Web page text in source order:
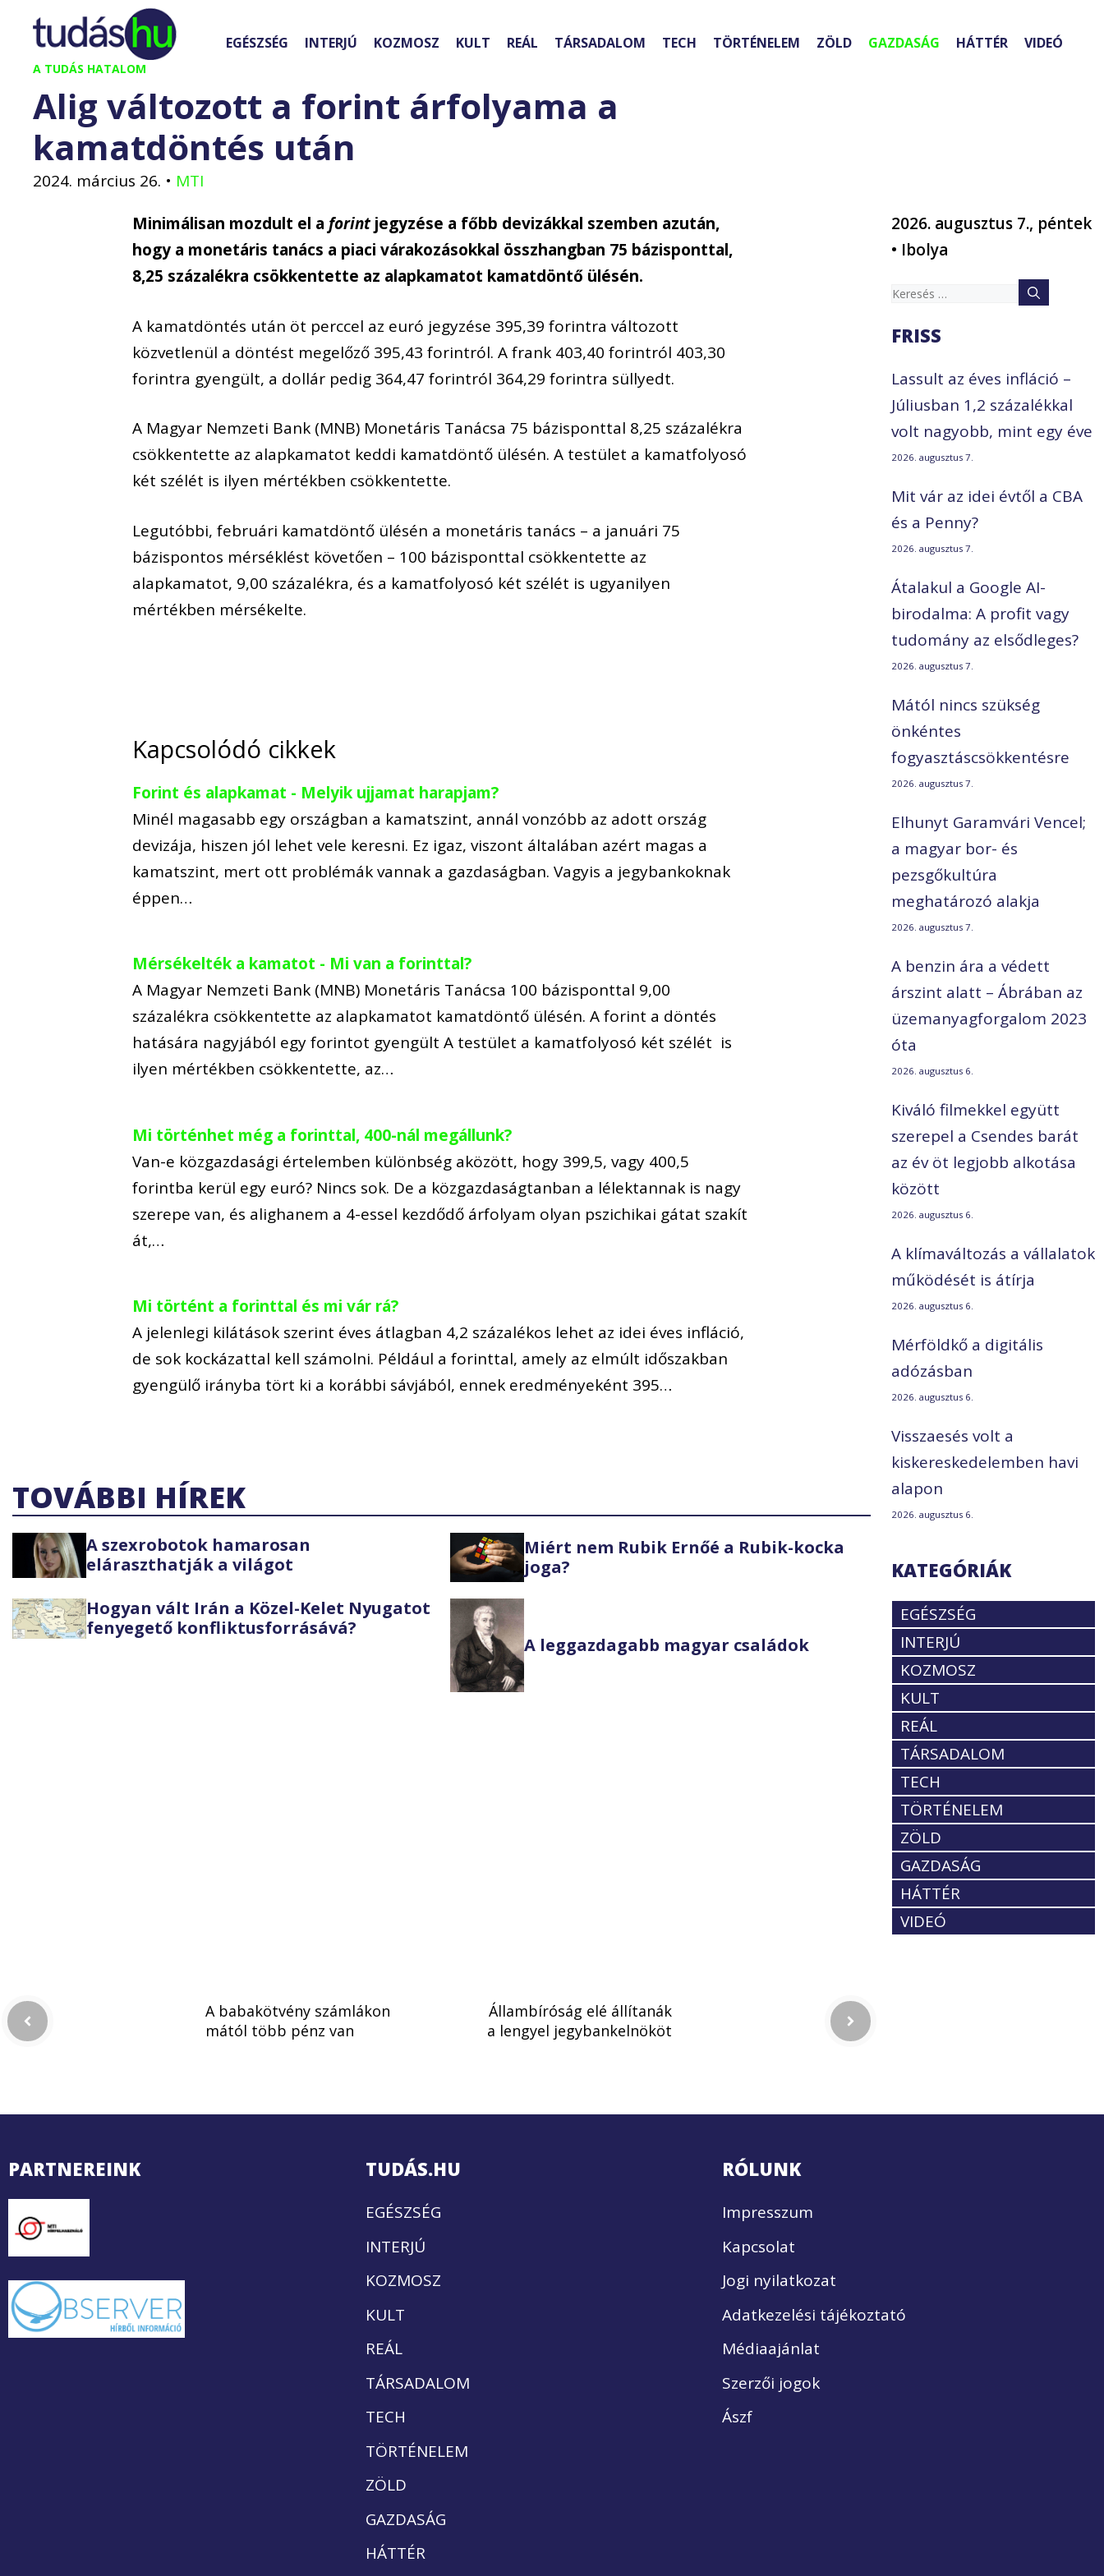
Kilépés
tartalomba
A TUDÁS HATALOM
EGÉSZSÉG INTERJÚ KOZMOSZ KULT REÁL TÁRSADALOM TECH TÖRTÉNELEM ZÖLD GAZDASÁG HÁTTÉR VIDEÓ
Alig változott a forint árfolyama a
kamatdöntés után
2024. március 26. • MTI
Minimálisan mozdult el a forint jegyzése a főbb devizákkal szemben azután,
hogy a monetáris tanács a piaci várakozásokkal összhangban 75 bázisponttal,
8,25 százalékra csökkentette az alapkamatot kamatdöntő ülésén.
A kamatdöntés után öt perccel az euró jegyzése 395,39 forintra változott
közvetlenül a döntést megelőző 395,43 forintról. A frank 403,40 forintról 403,30
forintra gyengült, a dollár pedig 364,47 forintról 364,29 forintra süllyedt.
A Magyar Nemzeti Bank (MNB) Monetáris Tanácsa 75 bázisponttal 8,25 százalékra
csökkentette az alapkamatot keddi kamatdöntő ülésén. A testület a kamatfolyosó
két szélét is ilyen mértékben csökkentette.
Legutóbbi, februári kamatdöntő ülésén a monetáris tanács – a januári 75
bázispontos mérséklést követően – 100 bázisponttal csökkentette az
alapkamatot, 9,00 százalékra, és a kamatfolyosó két szélét is ugyanilyen
mértékben mérsékelte.
Kapcsolódó cikkek
Forint és alapkamat - Melyik ujjamat harapjam?
Minél magasabb egy országban a kamatszint, annál vonzóbb az adott ország
devizája, hiszen jól lehet vele keresni. Ez igaz, viszont általában azért magas a
kamatszint, mert ott problémák vannak a gazdaságban. Vagyis a jegybankoknak
éppen…
Mérsékelték a kamatot - Mi van a forinttal?
A Magyar Nemzeti Bank (MNB) Monetáris Tanácsa 100 bázisponttal 9,00
százalékra csökkentette az alapkamatot kamatdöntő ülésén. A forint a döntés
hatására nagyjából egy forintot gyengült A testület a kamatfolyosó két szélét is
ilyen mértékben csökkentette, az…
Mi történhet még a forinttal, 400-nál megállunk?
Van-e közgazdasági értelemben különbség aközött, hogy 399,5, vagy 400,5
forintba kerül egy euró? Nincs sok. De a közgazdaságtanban a lélektannak is nagy
szerepe van, és alighanem a 4-essel kezdődő árfolyam olyan pszichikai gátat szakít
át,…
Mi történt a forinttal és mi vár rá?
A jelenlegi kilátások szerint éves átlagban 4,2 százalékos lehet az idei éves infláció,
de sok kockázattal kell számolni. Például a forinttal, amely az elmúlt időszakban
gyengülő irányba tört ki a korábbi sávjából, ennek eredményeként 395…
TOVÁBBI HÍREK
A szexrobotok hamarosan
eláraszthatják a világot
Miért nem Rubik Ernőé a Rubik-kocka
joga?
Hogyan vált Irán a Közel-Kelet Nyugatot
fenyegető konfliktusforrásává?
A leggazdagabb magyar családok
2026. augusztus 7., péntek
• Ibolya
Keresés:
FRISS
Lassult az éves infláció –
Júliusban 1,2 százalékkal
volt nagyobb, mint egy éve
2026. augusztus 7.
Mit vár az idei évtől a CBA
és a Penny?
2026. augusztus 7.
Átalakul a Google AI-
birodalma: A profit vagy
tudomány az elsődleges?
2026. augusztus 7.
Mától nincs szükség
önkéntes
fogyasztáscsökkentésre
2026. augusztus 7.
Elhunyt Garamvári Vencel;
a magyar bor- és
pezsgőkultúra
meghatározó alakja
2026. augusztus 7.
A benzin ára a védett
árszint alatt – Ábrában az
üzemanyagforgalom 2023
óta
2026. augusztus 6.
Kiváló filmekkel együtt
szerepel a Csendes barát
az év öt legjobb alkotása
között
2026. augusztus 6.
A klímaváltozás a vállalatok
működését is átírja
2026. augusztus 6.
Mérföldkő a digitális
adózásban
2026. augusztus 6.
Visszaesés volt a
kiskereskedelemben havi
alapon
2026. augusztus 6.
KATEGÓRIÁK
EGÉSZSÉG
INTERJÚ
KOZMOSZ
KULT
REÁL
TÁRSADALOM
TECH
TÖRTÉNELEM
ZÖLD
GAZDASÁG
HÁTTÉR
VIDEÓ
A babakötvény számlákon
mától több pénz van
Állambíróság elé állítanák
a lengyel jegybankelnököt
PARTNEREINK TUDÁS.HU
EGÉSZSÉG
INTERJÚ
KOZMOSZ
KULT
REÁL
TÁRSADALOM
TECH
TÖRTÉNELEM
ZÖLD
GAZDASÁG
HÁTTÉR
RÓLUNK
Impresszum
Kapcsolat
Jogi nyilatkozat
Adatkezelési tájékoztató
Médiaajánlat
Szerzői jogok
Ászf